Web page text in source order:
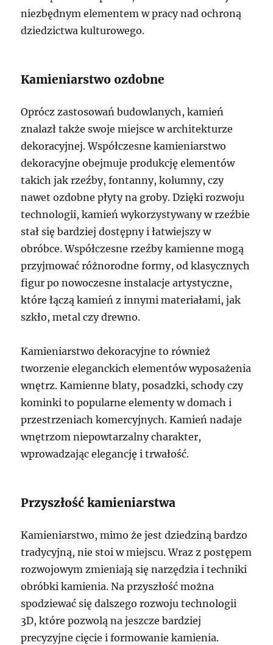
niezbędnym elementem w pracy nad ochroną
dziedzictwa kulturowego.
Kamieniarstwo ozdobne
Oprócz zastosowań budowlanych, kamień
znalazł także swoje miejsce w architekturze
dekoracyjnej. Współczesne kamieniarstwo
dekoracyjne obejmuje produkcję elementów
takich jak rzeźby, fontanny, kolumny, czy
nawet ozdobne płyty na groby. Dzięki rozwoju
technologii, kamień wykorzystywany w rzeźbie
stał się bardziej dostępny i łatwiejszy w
obróbce. Współczesne rzeźby kamienne mogą
przyjmować różnorodne formy, od klasycznych
figur po nowoczesne instalacje artystyczne,
które łączą kamień z innymi materiałami, jak
szkło, metal czy drewno.
Kamieniarstwo dekoracyjne to również
tworzenie eleganckich elementów wyposażenia
wnętrz. Kamienne blaty, posadzki, schody czy
kominki to popularne elementy w domach i
przestrzeniach komercyjnych. Kamień nadaje
wnętrzom niepowtarzalny charakter,
wprowadzając elegancję i trwałość.
Przyszłość kamieniarstwa
Kamieniarstwo, mimo że jest dziedziną bardzo
tradycyjną, nie stoi w miejscu. Wraz z postępem
rozwojowym zmieniają się narzędzia i techniki
obróbki kamienia. Na przyszłość można
spodziewać się dalszego rozwoju technologii
3D, które pozwolą na jeszcze bardziej
precyzyjne cięcie i formowanie kamienia.